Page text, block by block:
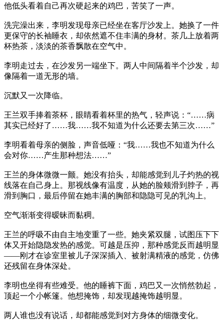
他低头看着自己再次硬起来的鸡巴，苦笑了一声。
洗完澡出来，李明发现母亲已经坐在客厅沙发上。她换了一件
更保守的长袖睡衣，却依然遮不住丰满的身材。茶几上放着两
杯热茶，淡淡的茶香飘散在空气中。
李明走过去，在沙发另一端坐下。两人中间隔着半个沙发，却
像隔着一道无形的墙。
沉默又一次降临。
王兰双手捧着茶杯，眼睛看着杯里的热气，轻声说：“……病
其实已经好了……我……我不知道为什么还要去第三次……”
李明看着母亲的侧脸，声音低哑：“我……我也不知道为什么
会对你……产生那种想法……”
王兰的身体微微一颤。她没有抬头，却能感觉到儿子灼热的视
线落在自己身上。那视线像有温度，从她的脸颊滑到脖子，再
滑到胸口，最后停留在她丰满的胸部和隐隐可见的乳沟上。
空气渐渐变得暧昧而黏稠。
王兰的呼吸不由自主地变重了一些。她夹紧双腿，试图压下下
体又开始隐隐发热的感觉。可越是压抑，那种感觉反而越明显
——刚才在诊室里被儿子深深插入、被射满精液的感觉，仿佛
还残留在身体深处。
李明也坐得有些难受。他的睡裤下面，鸡巴又一次悄然勃起，
顶起一个小帐篷。他想掩饰，却发现越掩饰越明显。
两人谁也没有说话，却都能感觉到对方身体的细微变化。